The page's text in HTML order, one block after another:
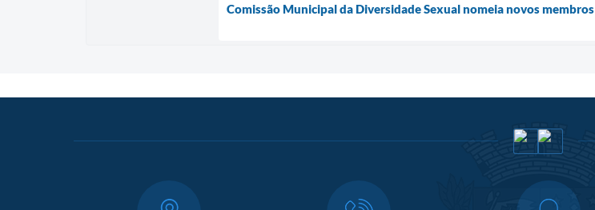
Comissão Municipal da Diversidade Sexual nomeia novos membros